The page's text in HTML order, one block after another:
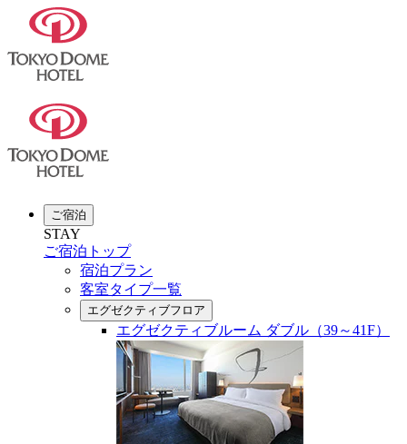
ご宿泊
STAY
ご宿泊トップ
宿泊プラン
客室タイプ一覧
エグゼクティブフロア
エグゼクティブルーム ダブル（39～41F）